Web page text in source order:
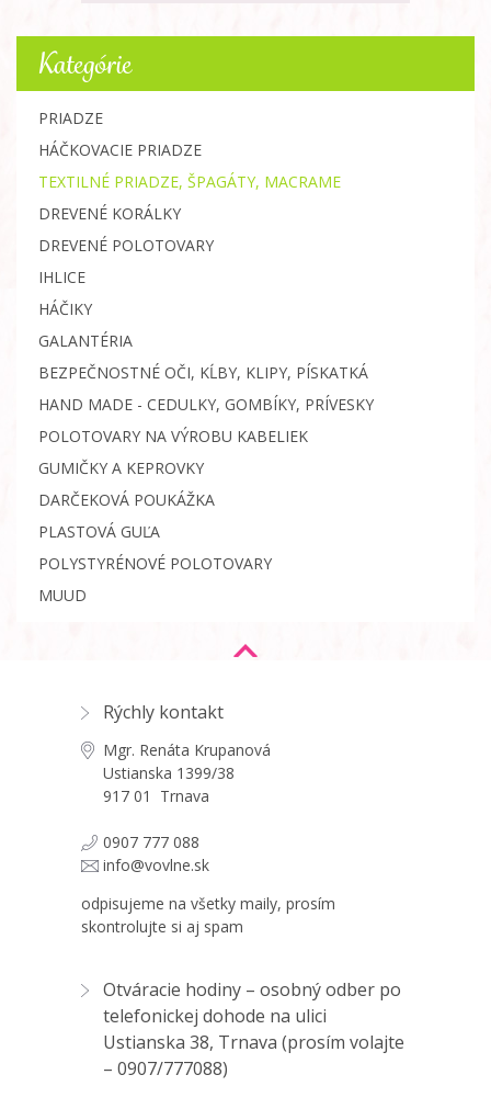
Kategórie
PRIADZE
HÁČKOVACIE PRIADZE
TEXTILNÉ PRIADZE, ŠPAGÁTY, MACRAME
DREVENÉ KORÁLKY
DREVENÉ POLOTOVARY
IHLICE
HÁČIKY
GALANTÉRIA
BEZPEČNOSTNÉ OČI, KĹBY, KLIPY, PÍSKATKÁ
HAND MADE - CEDULKY, GOMBÍKY, PRÍVESKY
POLOTOVARY NA VÝROBU KABELIEK
GUMIČKY A KEPROVKY
DARČEKOVÁ POUKÁŽKA
PLASTOVÁ GUĽA
POLYSTYRÉNOVÉ POLOTOVARY
MUUD
Rýchly kontakt
Mgr. Renáta Krupanová
Ustianska 1399/38
917 01 Trnava
0907 777 088
info@vovlne.sk
odpisujeme na všetky maily, prosím
skontrolujte si aj spam
Otváracie hodiny – osobný odber po
telefonickej dohode na ulici
Ustianska 38, Trnava (prosím volajte
– 0907/777088)